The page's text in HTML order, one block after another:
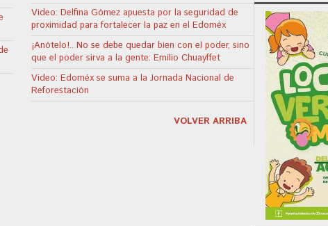
Video: Delfina Gómez apuesta por la seguridad de
proximidad para fortalecer la paz en el Edoméx
¡Anótelo!.. No se debe quedar bien con el poder, sino
que el poder sirva a la gente: Emilio Chuayffet
Video: Edoméx se suma a la Jornada Nacional de
Reforestación
VOLVER ARRIBA